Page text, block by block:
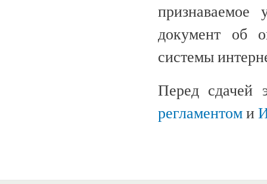
признаваемое
документ об
системы
Перед сдачей
регламентоми